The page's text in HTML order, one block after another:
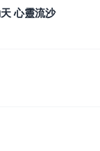
心靈流沙